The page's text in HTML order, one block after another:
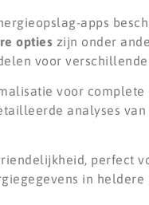
apps
opties zijn onder
voor
voor
analyses
perfect
in